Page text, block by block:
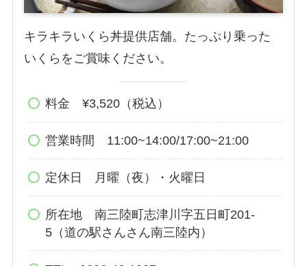
キラキラいくら丼提供店舗。たっぷり乗った
いくらをご賞味ください。
料金 ¥3,520（税込）
営業時間 11:00~14:00/17:00~21:00
定休日 月曜（夜）・火曜日
所在地 南三陸町志津川字五日町201-
5（道の駅さんさん南三陸内）